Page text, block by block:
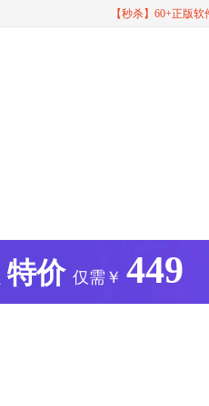
【秒杀】60+正版
特价 仅需￥ 449